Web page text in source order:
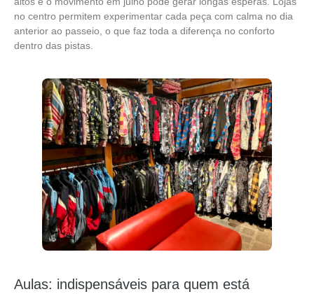
no centro permitem experimentar cada peça com calma no dia
anterior ao passeio, o que faz toda a diferença no conforto
dentro das pistas.
Aulas: indispensáveis para quem está